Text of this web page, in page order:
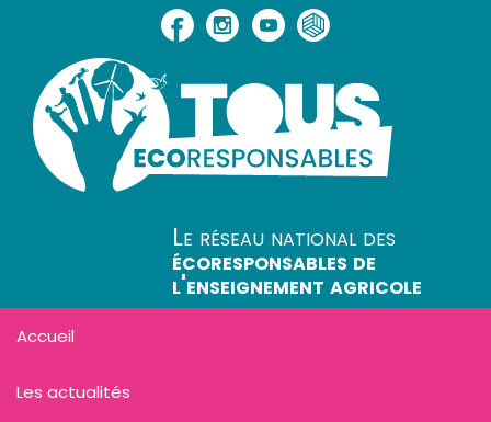
Le réseau national des
écoresponsables de
l'enseignement agricole
Accueil
Les actualités